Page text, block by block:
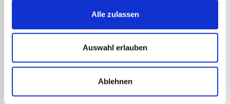
Alle zulassen
Auswahl erlauben
Ablehnen
Farbcodes, um die Art der
Netze zu identifizieren.
Durch die Verwendung von Schrumpfschläuchen in
verschiedenen Farben können Kabel und Drähte
Sicherheit erhöht und eine schnelle Identifizierung
und die spätere Wartung erleichtert.